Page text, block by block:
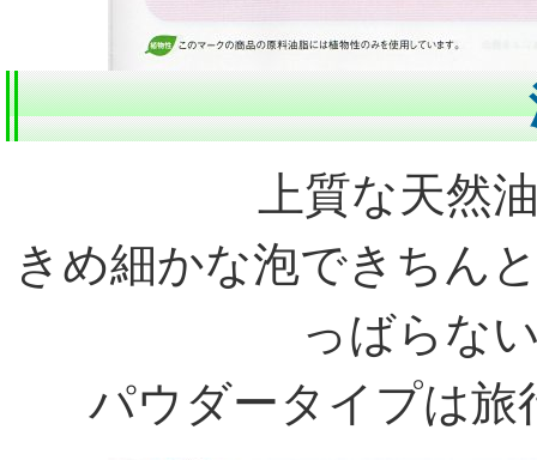
上質な天然
きめ細かな泡できちん
っばらな
パウダータイプは旅